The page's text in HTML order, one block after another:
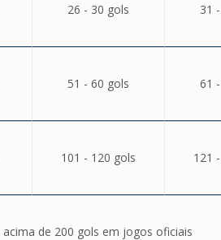
26 - 30 gols 31
51 - 60 gols 61
101 - 120 gols 121
acima de 200 gols em jogos oficiais